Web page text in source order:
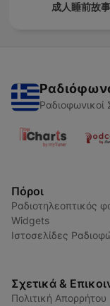
成人睡前故事
Ραδιοφωνικοί
Πόροι
Ραδιοτηλεοπτικός
Widgets
Ιστοσελίδες
Σχετικά &
Πολιτική Απορρήτου